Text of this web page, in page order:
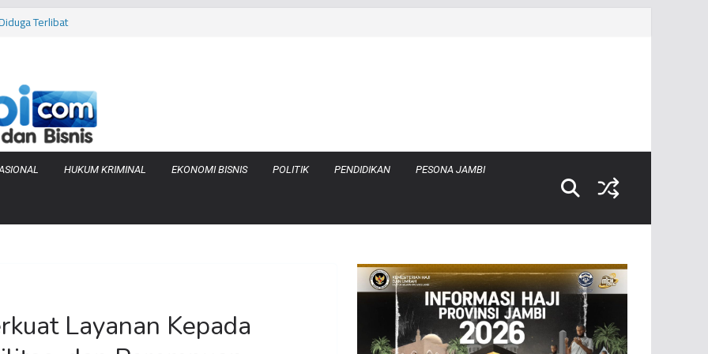
Terlibat
Jadi Rp
Zenix di
HUKUM KRIMINAL EKONOMI BISNIS POLITIK PENDIDIKAN PESONA JAMBI
Layanan Kepada